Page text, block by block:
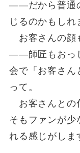
――だから普通
じるのかもしれ
お客さんの顔
――師匠もおっ
会で「お客さん
って。
お客さんとの
そもファンが少
れる感じがしま